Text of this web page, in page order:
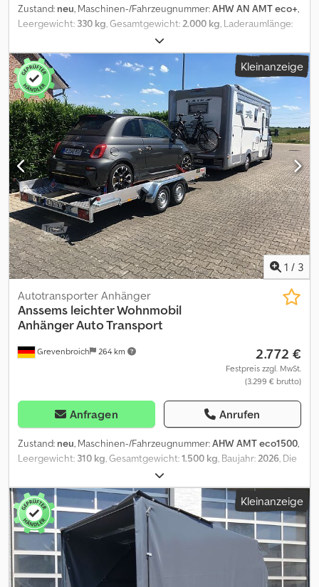
Zustand: neu, Maschinen-/Fahrzeugnummer:AHW AN AMT eco+,
Leergewicht: 330 kg, Gesamtgewicht:2.000 kg, Laderaumlänge:
1.800 mm
Auswahl an neuen Wohnmobilanhänger direkt von
ANHÄNGERWIRTZ direkt hinters Wohnmobil Verkauf telefonisch
oder mit Abholtermin zu Öffnungszeiten GREVENBROICH
Öffnungszeiten:MO. - FR. 08.00 - 12.30 UHR \ 14.00 - 18.00 UHR SA. &
SO. geschlossen Cedpfxjzp Uqge Ab Horf oder rund um die Uhr
über unseren trailershop de Inhalt und Bilder unterliegen dem
Urheberrecht - Logos Markenschutz 07/26 1.20.1.0206.01
Kleinanzeige
1 / 3
Grevenbroich 264 km
Autotransporter Anhänger
Anssems leichter Wohnmobil
Anhänger Auto Transport
2.772 €
Festpreis zzgl. MwSt.
(3.299 € brutto)
Anfragen Anrufen
Zustand: neu, Maschinen-/Fahrzeugnummer:AHW AMT eco1500,
Leergewicht: 310 kg , Gesamtgewicht:1.500 kg , Baujahr: 2026 , Die
große Auswahl an neuen Wohnmobilanhänger auch direkt von
ANHÄNGERWIRTZ Credpfx Aozp Umbob Hjf jetzt Online kaufen
auf trailershop de
Kleinanzeige